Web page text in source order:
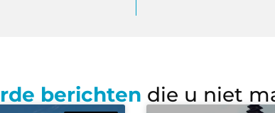
berichten die u niet